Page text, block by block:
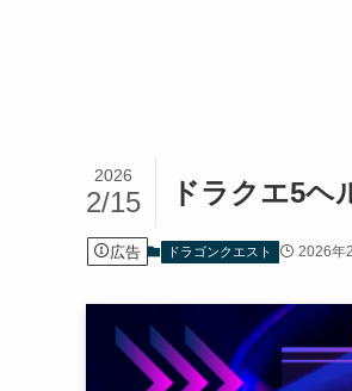
ドラクエ5ヘ
2026
2/15
広告 ドラゴンクエスト 2026年